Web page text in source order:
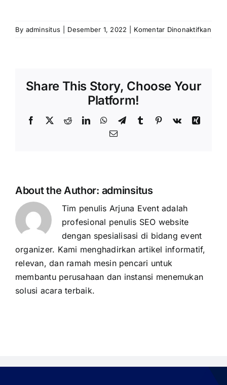
Hubungi Kami
By adminsitus Desember 1, 2022 Komentar Dinonaktifkanpada
Share This Story, Choose Your
Platform!
Facebook
X RedditLinkedInWhatsApp
TelegramTumblr Pinterest
Vk
Xing
Email
About the Author: adminsitus
Tim penulis Arjuna Event adalah
profesional penulis SEO website
dengan spesialisasi di bidang event
organizer. Kami menghadirkan artikel informatif,
relevan, dan ramah mesin pencari untuk
membantu perusahaan dan instansi menemukan
solusi acara terbaik.